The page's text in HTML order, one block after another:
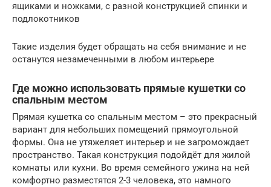
ящиками и ножками, с разной конструкцией спинки и
подлокотников
Такие изделия будет обращать на себя внимание и не
останутся незамеченными в любом интерьере
Где можно использовать прямые кушетки со
спальным местом
Прямая кушетка со спальным местом – это прекрасный
вариант для небольших помещений прямоугольной
формы. Она не утяжеляет интерьер и не загромождает
пространство. Такая конструкция подойдёт для жилой
комнаты или кухни. Во время семейного ужина на ней
комфортно разместятся 2-3 человека, это намного